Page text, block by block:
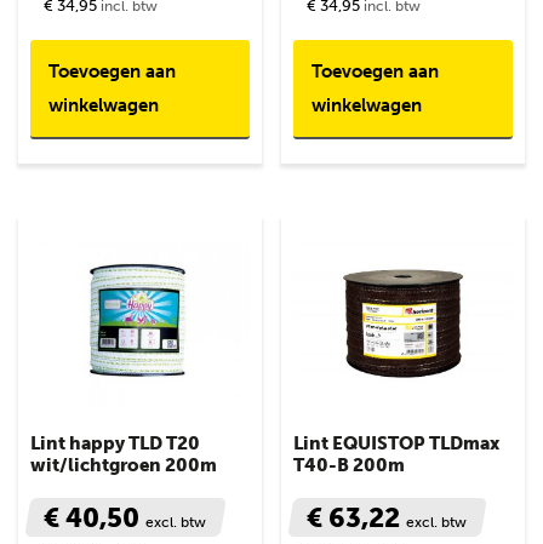
€ 34,95 incl. btw
Toevoegen aan
winkelwagen
€ 34,95 incl. btw
Toevoegen aan
winkelwagen
Lint happy TLD T20
wit/lichtgroen 200m
€ 40,50 excl. btw
Lint EQUISTOP TLDmax
T40-B 200m
€ 63,22excl. btw